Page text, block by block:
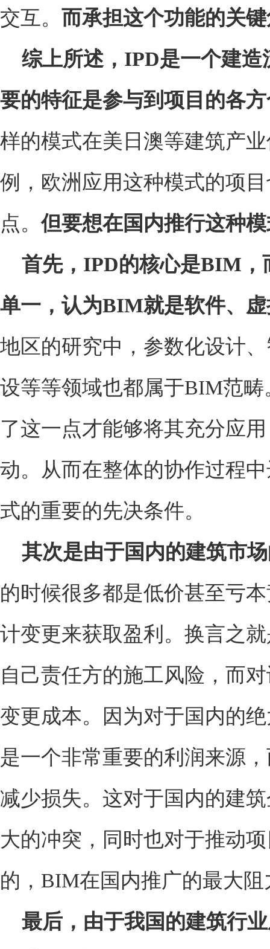
交互。 而承担这个功能的关
综上所述，IPD是一个建
要的特征是参与到项目的各
样的模式在美日澳等建筑产
例，欧洲应用这种模式的项
点。但要想在国内推行这种
首先，IPD的核心是BIM
单一，认为BIM就是软件、
地区的研究中，参数化设计
设等等领域也都属于BIM范
了这一点才能够将其充分应
动。从而在整体的协作过程
式的重要的先决条件。
其次是由于国内的建筑市
的时候很多都是低价甚至亏
计变更来获取盈利。换言之
自己责任方的施工风险，而
变更成本。因为对于国内的
是一个非常重要的利润来源
减少损失。这对于国内的建
大的冲突，同时也对于推动
的，BIM在国内推广的最大
最后，由于我国的建筑行